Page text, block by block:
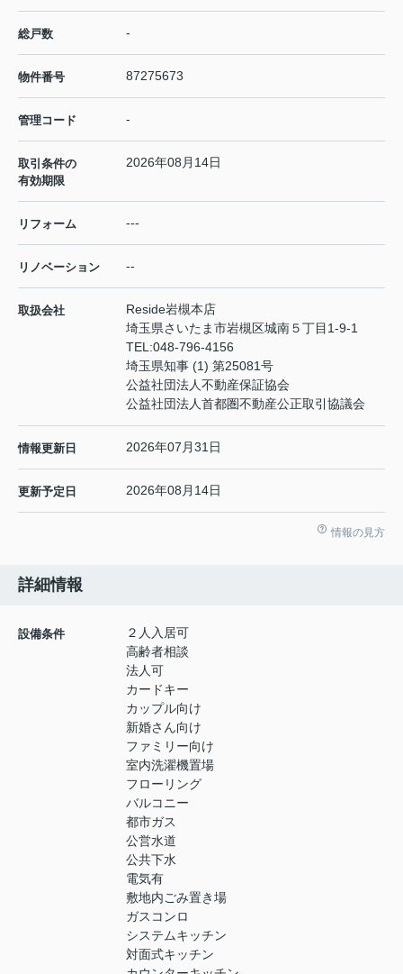
総戸数 -
物件番号 87275673
管理コード -
取引条件の
有効期限
2026年08月14日
リフォーム ---
リノベーション --
取扱会社
Reside岩槻本店
埼玉県さいたま市岩槻区城南５丁目1-9-1
TEL:048-796-4156
埼玉県知事 (1) 第25081号
公益社団法人不動産保証協会
公益社団法人首都圏不動産公正取引協議会
情報更新日 2026年07月31日
更新予定日 2026年08月14日
情報の見方
詳細情報
設備条件
２人入居可
高齢者相談
法人可
カードキー
カップル向け
新婚さん向け
ファミリー向け
室内洗濯機置場
フローリング
バルコニー
都市ガス
公営水道
公共下水
電気有
敷地内ごみ置き場
ガスコンロ
システムキッチン
対面式キッチン